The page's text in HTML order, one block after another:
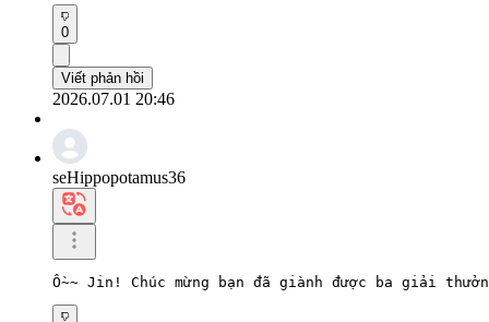
0
Viết phản hồi
2026.07.01 20:46
seHippopotamus36
Ồ~~ Jin! Chúc mừng bạn đã giành được ba giải